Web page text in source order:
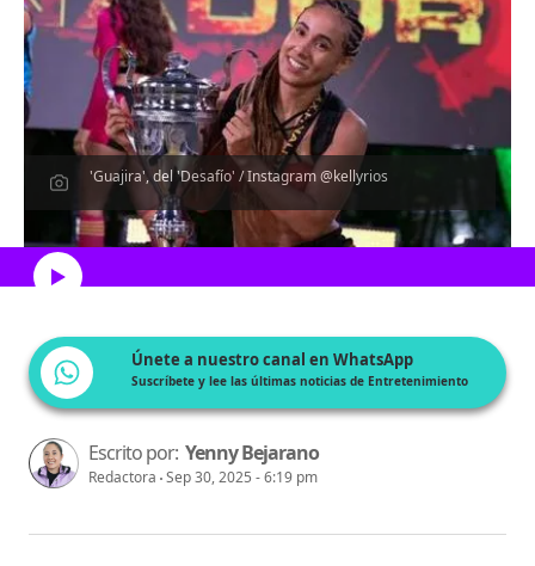
'Guajira', del 'Desafío' / Instagram @kellyrios
Escucha el artículo
Únete a nuestro canal en WhatsApp
Suscríbete y lee las últimas noticias de Entretenimiento
Escrito por: Yenny Bejarano
Redactora Sep 30, 2025 - 6:19 pm